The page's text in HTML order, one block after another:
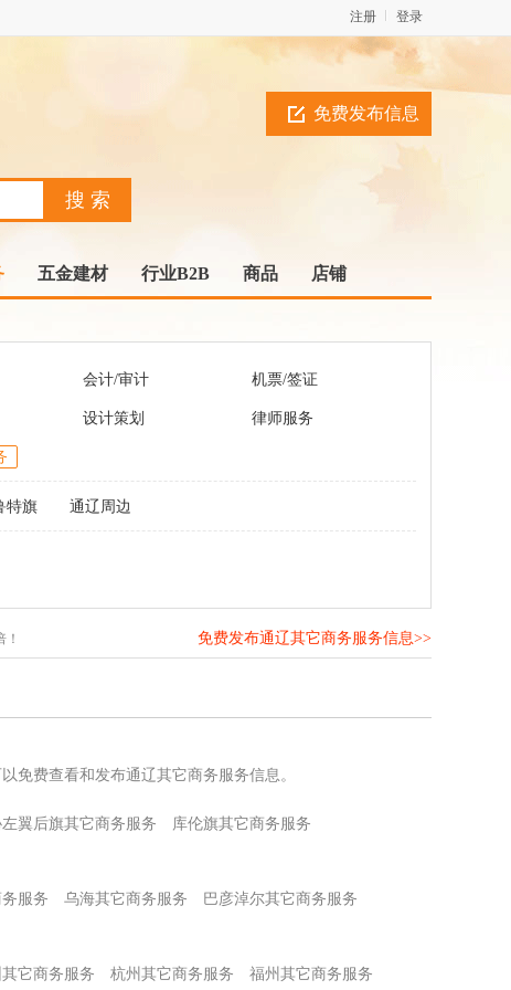
登录
注册
免费发布信息
五金建材 行业B2B 商品 店铺
会计/审计 机票/签证
设计策划 律师服务
特旗 通辽周边
免费发布通辽其它商务服务信息>>
免费查看和发布通辽其它商务服务信息。
翼后旗其它商务服务
库伦旗其它商务服务
服务 乌海其它商务服务
巴彦淖尔其它商务服务
它商务服务 杭州其它商务服务 福州其它商务服务